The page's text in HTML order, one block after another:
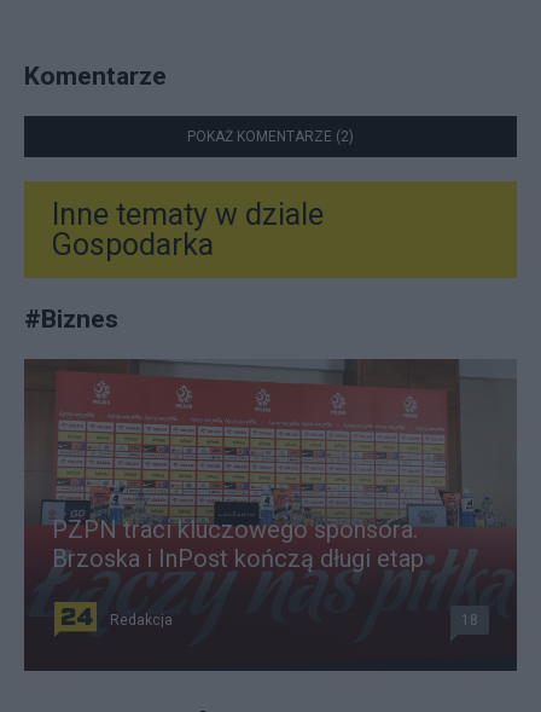
Komentarze
POKAŻ KOMENTARZE (2)
Inne tematy w dziale
Gospodarka
#Biznes
PZPN traci kluczowego sponsora.
Brzoska i InPost kończą długi etap
Redakcja 18